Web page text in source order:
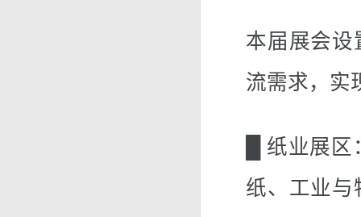
本届展会设
流需求，实
█ 纸业展
纸、工业与